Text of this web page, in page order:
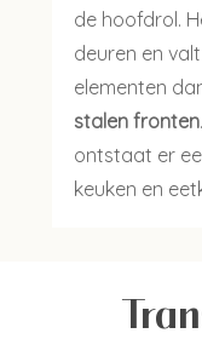
de hoofdrol.
deuren en
elementen
stalen fronten
ontstaat er
keuken en